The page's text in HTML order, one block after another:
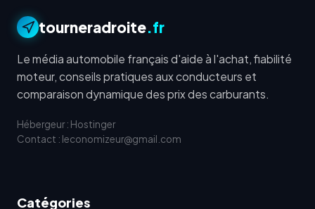
tourneradroite.fr
Le média automobile français d'aide à l'achat, fiabilité
moteur, conseils pratiques aux conducteurs et
comparaison dynamique des prix des carburants.
Hébergeur : Hostinger
Contact : leconomizeur@gmail.com
Catégories